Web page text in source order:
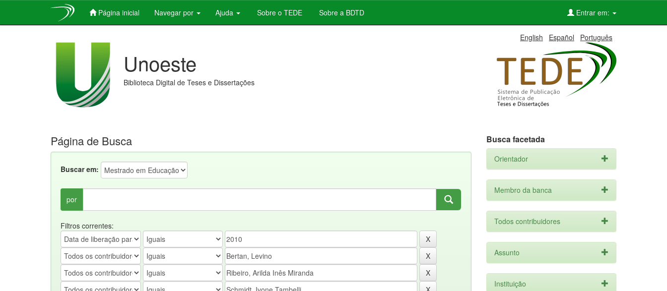
Página inicial Navegar por Ajuda Sobre o TEDE Sobre a BDTD Entrar em:
English Español Português
Unoeste
Biblioteca Digital de Teses e Dissertações
Página de Busca
Buscar em:
por
Filtros correntes:
Busca facetada
Orientador
Membro da banca
Todos contribuidores
Assunto
Instituição